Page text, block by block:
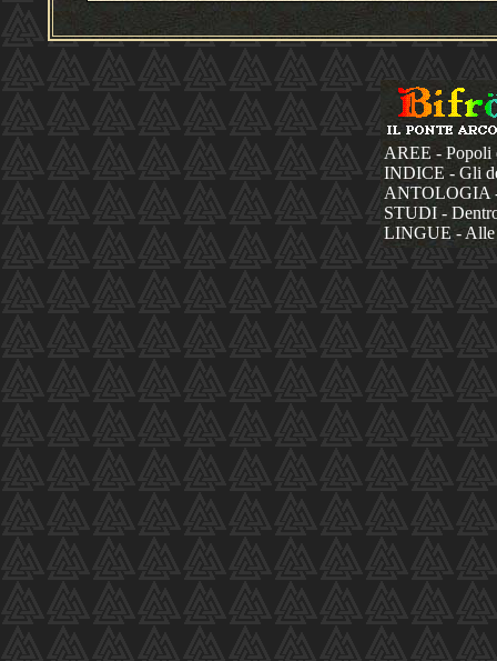
AREE - Popoli
INDICE - Gli
ANTOLOGIA
STUDI -
LINGUE - Alle